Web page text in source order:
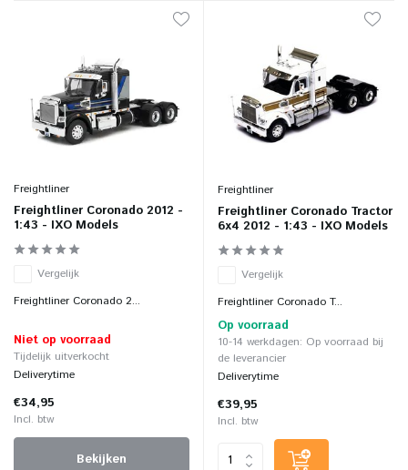
Freightliner
Freightliner Coronado 2012 -
1:43 - IXO Models
Vergelijk
Freightliner Coronado 2...
Niet op voorraad
Tijdelijk uitverkocht
Deliverytime
€34,95
Incl. btw
Bekijken
Freightliner
Freightliner Coronado Tractor
6x4 2012 - 1:43 - IXO Models
Vergelijk
Freightliner Coronado T...
Op voorraad
10-14 werkdagen: Op voorraad bij
de leverancier
Deliverytime
€39,95
Incl. btw